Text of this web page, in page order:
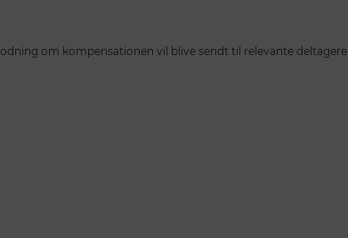
om kompensationen vil blive sendt til relevante deltagere